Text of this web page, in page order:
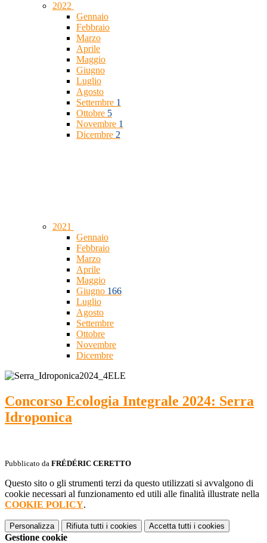
2022
Gennaio
Febbraio
Marzo
Aprile
Maggio
Giugno
Luglio
Agosto
Settembre 1
Ottobre 5
Novembre 1
Dicembre 2
2021
Gennaio
Febbraio
Marzo
Aprile
Maggio
Giugno 166
Luglio
Agosto
Settembre
Ottobre
Novembre
Dicembre
Concorso Ecologia Integrale 2024: Serra
Idroponica
Pubblicato da FRÉDÉRIC CERETTO
Questo sito o gli strumenti terzi da questo utilizzati si avvalgono di
cookie necessari al funzionamento ed utili alle finalità illustrate nella
COOKIE POLICY.
Personalizza Rifiuta tutti i cookies Accetta tutti i cookies
Gestione cookie